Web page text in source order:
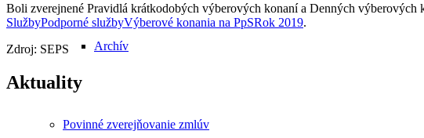
Archív
Povinné zverejňovanie zmlúv
Boli zverejnené Pravidlá krátkodobých výberových konaní a Denných výberových
SlužbyPodporné službyVýberové konania na PpSRok 2019.
Zdroj: SEPS
Aktuality